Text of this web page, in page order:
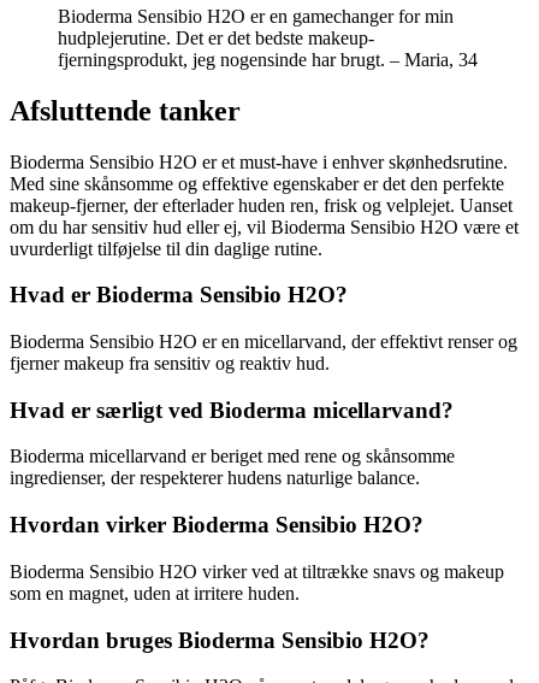
Bioderma Sensibio H2O er en gamechanger for min
hudplejerutine. Det er det bedste makeup-
fjerningsprodukt, jeg nogensinde har brugt. – Maria, 34
Afsluttende tanker
Bioderma Sensibio H2O er et must-have i enhver skønhedsrutine.
Med sine skånsomme og effektive egenskaber er det den perfekte
makeup-fjerner, der efterlader huden ren, frisk og velplejet. Uanset
om du har sensitiv hud eller ej, vil Bioderma Sensibio H2O være et
uvurderligt tilføjelse til din daglige rutine.
Hvad er Bioderma Sensibio H2O?
Bioderma Sensibio H2O er en micellarvand, der effektivt renser og
fjerner makeup fra sensitiv og reaktiv hud.
Hvad er særligt ved Bioderma micellarvand?
Bioderma micellarvand er beriget med rene og skånsomme
ingredienser, der respekterer hudens naturlige balance.
Hvordan virker Bioderma Sensibio H2O?
Bioderma Sensibio H2O virker ved at tiltrække snavs og makeup
som en magnet, uden at irritere huden.
Hvordan bruges Bioderma Sensibio H2O?